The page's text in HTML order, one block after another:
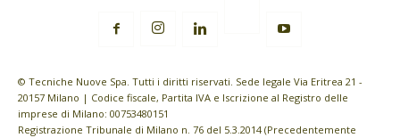
© Tecniche Nuove Spa. Tutti i diritti riservati. Sede legale Via Eritrea 21 -
20157 Milano | Codice fiscale, Partita IVA e Iscrizione al Registro delle
imprese di Milano: 00753480151
Registrazione Tribunale di Milano n. 76 del 5.3.2014 (Precedentemente